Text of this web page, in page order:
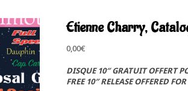
Etienne Charry,
0,00€
DISQUE 10″ GRATUIT OFFERT
FREE 10″ RELEASE OFFERED